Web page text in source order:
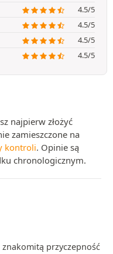
4.5/5
4.5/5
4.5/5
4.5/5
najpierw złożyć
zamieszczone na
kontroli. Opinie są
chronologicznym.
przyczepność